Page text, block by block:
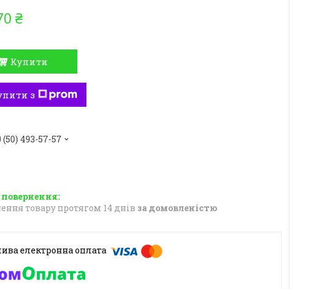
₴
Купити
з
(50) 493-57-57
товару протягом 14 днів за домовленістю